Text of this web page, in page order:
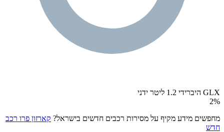
GLX היברידי 1.2 ליטר ידני
2%
מחפשים מידע מקיף על מסירות רכבים חדשים בישראל? קארזון פרו רכב
חדש